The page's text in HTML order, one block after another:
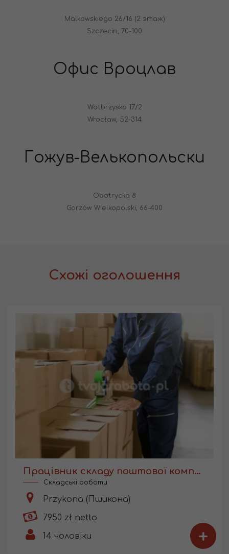
Malkowskiego 26/16 (2 этаж)
Szczecin, 70-100
Офис Вроцлав
Watbrzyska 17/2
Wrocław, 52-314
Гожув-Велькопольски
Obotrycka 8
Gorzów Wielkopolski, 66-400
Схожі оголошення
Працівник складу поштової компанії
Складські роботи
Przykona (Пшикона)
7950 zł netto
14 чоловіки +